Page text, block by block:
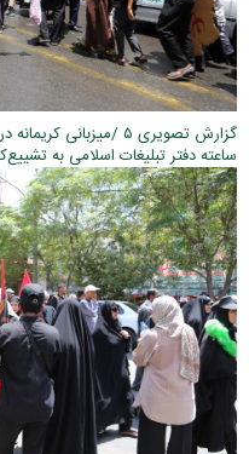
ساعته دفتر تبلیغات اسلامی به